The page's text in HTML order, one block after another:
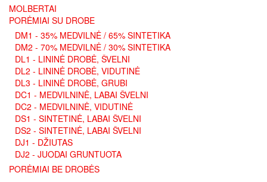
MOLBERTAI
PORĖMIAI SU DROBE
DM1 - 35% MEDVILNĖ / 65% SINTETIKA
DM2 - 70% MEDVILNĖ / 30% SINTETIKA
DL1 - LININĖ DROBĖ, ŠVELNI
DL2 - LININĖ DROBĖ, VIDUTINĖ
DL3 - LININĖ DROBĖ, GRUBI
DC1 - MEDVILNINĖ, LABAI ŠVELNI
DC2 - MEDVILNINĖ, VIDUTINĖ
DS1 - SINTETINĖ, LABAI ŠVELNI
DS2 - SINTETINĖ, LABAI ŠVELNI
DJ1 - DŽIUTAS
DJ2 - JUODAI GRUNTUOTA
PORĖMIAI BE DROBĖS